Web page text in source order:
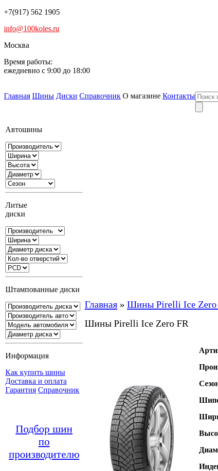
+7(917) 562 1905
info@100koles.ru
Москва
Время работы:
ежедневно с 9:00 до 18:00
Главная Шины Диски Справочник О магазине Контакты
Автошины
Литые
диски
Штампованные диски
Информация
Как купить шины
Доставка и оплата
Гарантия Справочник
Подбор шин
по
производителю
Главная » Шины Pirelli Ice Zero
Шины Pirelli Ice Zero FR